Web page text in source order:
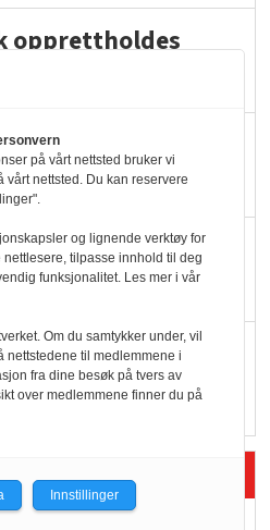
opprettholdes
varer, men fulle
mat i butikken
1 milliard i
i 2025
på vårt nettsted bruker vi
vårt nettsted. Du kan reservere
og lignende verktøy for
tilpasse innhold til deg
funksjonalitet. Les mer i vår
Om du samtykker under, vil
nettstedene til medlemmene i
fra dine besøk på tvers av
over medlemmene finner du på
Innstillinger